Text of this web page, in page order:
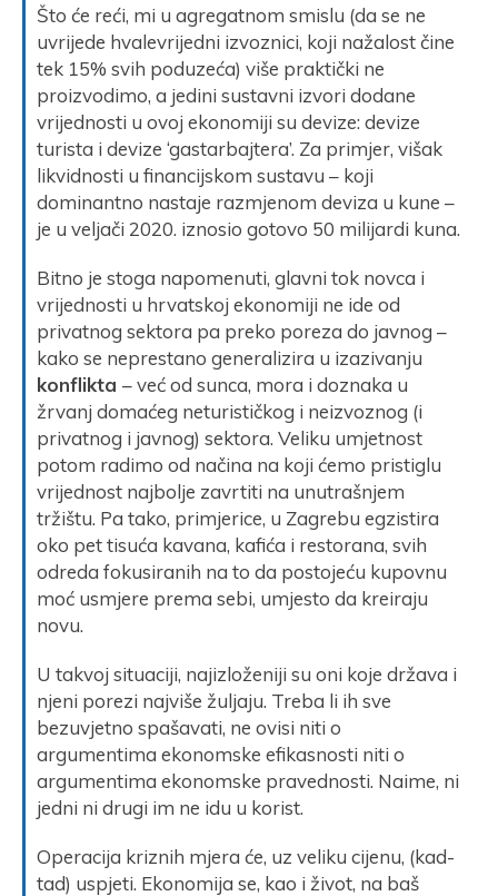
Što će reći, mi u agregatnom smislu (da se ne
uvrijede hvalevrijedni izvoznici, koji nažalost čine
tek 15% svih poduzeća) više praktički ne
proizvodimo, a jedini sustavni izvori dodane
vrijednosti u ovoj ekonomiji su devize: devize
turista i devize ‘gastarbajtera’. Za primjer, višak
likvidnosti u financijskom sustavu – koji
dominantno nastaje razmjenom deviza u kune –
je u veljači 2020. iznosio gotovo 50 milijardi kuna.
Bitno je stoga napomenuti, glavni tok novca i
vrijednosti u hrvatskoj ekonomiji ne ide od
privatnog sektora pa preko poreza do javnog –
kako se neprestano generalizira u izazivanju
konflikta – već od sunca, mora i doznaka u
žrvanj domaćeg neturističkog i neizvoznog (i
privatnog i javnog) sektora. Veliku umjetnost
potom radimo od načina na koji ćemo pristiglu
vrijednost najbolje zavrtiti na unutrašnjem
tržištu. Pa tako, primjerice, u Zagrebu egzistira
oko pet tisuća kavana, kafića i restorana, svih
odreda fokusiranih na to da postojeću kupovnu
moć usmjere prema sebi, umjesto da kreiraju
novu.
U takvoj situaciji, najizloženiji su oni koje država i
njeni porezi najviše žuljaju. Treba li ih sve
bezuvjetno spašavati, ne ovisi niti o
argumentima ekonomske efikasnosti niti o
argumentima ekonomske pravednosti. Naime, ni
jedni ni drugi im ne idu u korist.
Operacija kriznih mjera će, uz veliku cijenu, (kad-
tad) uspjeti. Ekonomija se, kao i život, na baš